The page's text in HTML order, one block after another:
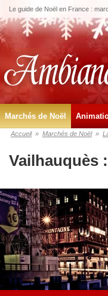
Le guide de Noël en France :
Marchés de Noël
Accueil » Marchés de Noël »
Vailhauquès